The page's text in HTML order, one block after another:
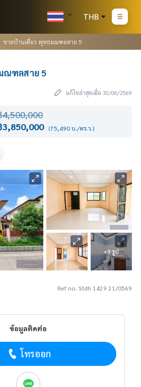
THB
ขายบ้านเดี่ยว พุทธมณฑลสาย 5
ณฑลสาย 5
แก้ไขล่าสุดเมื่อ 30/06/2569
3,850,000 (75,490 บ./ตร.ว.)
+9 รูป
Ref no. Stdh 1429 21/0569
ข้อมูลติดต่อ
โทรออก